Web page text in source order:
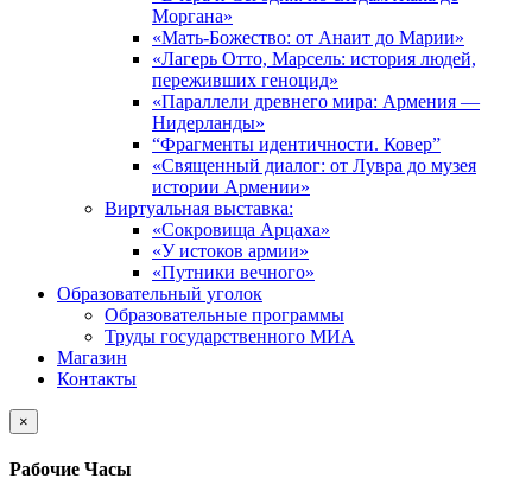
Моргана»
«Мать-Божество: от Анаит до Марии»
«Лагерь Отто, Марсель: история людей,
переживших геноцид»
«Параллели древнего мира: Армения —
Нидерланды»
“Фрагменты идентичности. Ковер”
«Священный диалог: от Лувра до музея
истории Армении»
Виртуальная выставка:
«Сокровища Арцаха»
«У истоков армии»
«Путники вечного»
Образовательный уголок
Образовательные программы
Труды государственного МИА
Магазин
Контакты
×
Рабочие Часы